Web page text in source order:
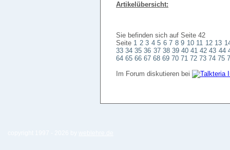
Artikelübersicht:
Sie befinden sich auf Seite 42
Seite 1 2 3 4 5 6 7 8 9 10 11 12 13
33 34 35 36 37 38 39 40 41 42 43 44
64 65 66 67 68 69 70 71 72 73 74 75
Im Forum diskutieren bei